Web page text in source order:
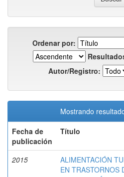
Ordenar por:
Autor/Registro:
Mostrando
Fecha de
publicación
Título
2015
ALIMENTACIÓN
EN TRASTORNOS